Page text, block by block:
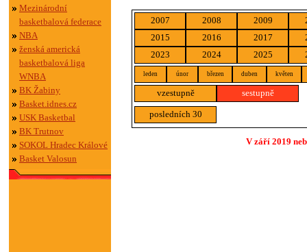
Mezinárodní
basketbalová federace
NBA
ženská americká
basketbalová liga
WNBA
BK Žabiny
Basket.idnes.cz
USK Basketbal
BK Trutnov
SOKOL Hradec Králové
Basket Valosun
2007 2008 2009
2015
2016 2017
2023
2024 2025
leden únor březen duben květen
vzestupně sestupně
posledních 30
V září 2019